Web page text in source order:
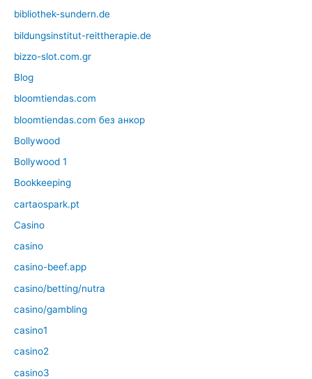
bibliothek-sundern.de
bildungsinstitut-reittherapie.de
bizzo-slot.com.gr
Blog
bloomtiendas.com
bloomtiendas.com без анкор
Bollywood
Bollywood 1
Bookkeeping
cartaospark.pt
Casino
casino
casino-beef.app
casino/betting/nutra
casino/gambling
casino1
casino2
casino3